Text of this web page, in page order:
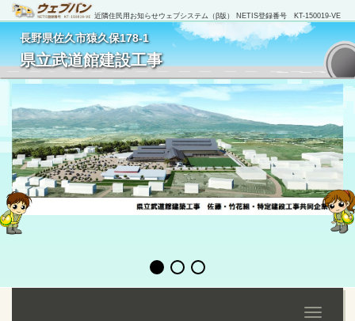
近隣住民用お知らせウェブシステム（β版） NETIS登録番号 KT-150019-VE
[管理者ログイン
長野県佐久市猿久保178-1
県立武道館建設工事
Toggle